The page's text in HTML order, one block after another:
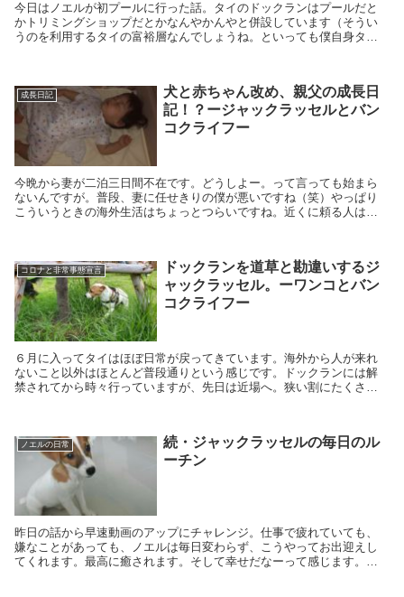
今日はノエルが初プールに行った話。タイのドックランはプールだと
かトリミングショップだとかなんやかんやと併設しています（そうい
うのを利用するタイの富裕層なんでしょうね。といっても僕自身タイ
成長日記
犬と赤ちゃん改め、親父の成長日
記！？ージャックラッセルとバン
コクライフー
今晩から妻が二泊三日間不在です。どうしよー。って言っても始まら
ないんですが。普段、妻に任せきりの僕が悪いですね（笑）やっぱり
こういうときの海外生活はちょっとつらいですね。近くに頼る人はだ
コロナと非常事態宣言
ドックランを道草と勘違いするジ
ャックラッセル。ーワンコとバン
コクライフー
６月に入ってタイはほぼ日常が戻ってきています。海外から人が来れ
ないこと以外はほとんど普段通りという感じです。ドックランには解
禁されてから時々行っていますが、先日は近場へ。狭い割にたくさん
ノエルの日常
続・ジャックラッセルの毎日のル
ーチン
昨日の話から早速動画のアップにチャレンジ。仕事で疲れていても、
嫌なことがあっても、ノエルは毎日変わらず、こうやってお出迎えし
てくれます。最高に癒されます。そして幸せだなーって感じます。毎